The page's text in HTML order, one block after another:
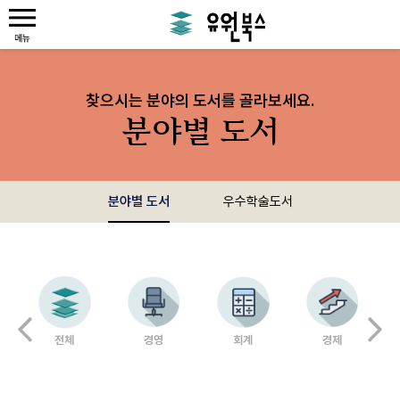
찾으시는 분야의 도서를 골라보세요.
분야별 도서
분야별 도서 우수학술도서
전체 경영 회계 경제